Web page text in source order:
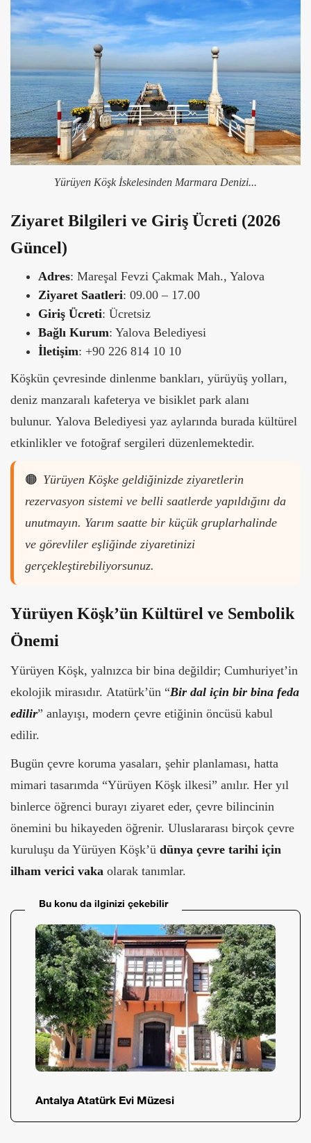
Yürüyen Köşk İskelesinden Marmara Denizi...
Ziyaret Bilgileri ve Giriş Ücreti (2026
Güncel)
Adres: Mareşal Fevzi Çakmak Mah., Yalova
Ziyaret Saatleri: 09.00 – 17.00
Giriş Ücreti: Ücretsiz
Bağlı Kurum: Yalova Belediyesi
İletişim: +90 226 814 10 10
Köşkün çevresinde dinlenme bankları, yürüyüş yolları,
deniz manzaralı kafeterya ve bisiklet park alanı
bulunur. Yalova Belediyesi yaz aylarında burada kültürel
etkinlikler ve fotoğraf sergileri düzenlemektedir.
🟠 Yürüyen Köşke geldiğinizde ziyaretlerin
rezervasyon sistemi ve belli saatlerde yapıldığını da
unutmayın. Yarım saatte bir küçük gruplarhalinde
ve görevliler eşliğinde ziyaretinizi
gerçekleştirebiliyorsunuz.
Yürüyen Köşk’ün Kültürel ve Sembolik
Önemi
Yürüyen Köşk, yalnızca bir bina değildir; Cumhuriyet’in
ekolojik mirasıdır. Atatürk’ün “Bir dal için bir bina feda
edilir” anlayışı, modern çevre etiğinin öncüsü kabul
edilir.
Bugün çevre koruma yasaları, şehir planlaması, hatta
mimari tasarımda “Yürüyen Köşk ilkesi” anılır. Her yıl
binlerce öğrenci burayı ziyaret eder, çevre bilincinin
önemini bu hikayeden öğrenir. Uluslararası birçok çevre
kuruluşu da Yürüyen Köşk’ü dünya çevre tarihi için
ilham verici vaka olarak tanımlar.
Bu konu da ilginizi çekebilir
Antalya Atatürk Evi Müzesi